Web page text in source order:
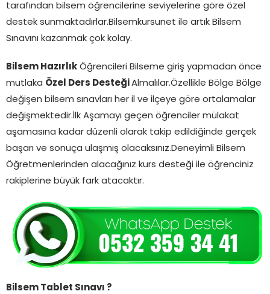
tarafından bilsem öğrencilerine seviyelerine göre özel
destek sunmaktadırlar.Bilsemkursunet ile artık Bilsem
Sınavını kazanmak çok kolay.
Bilsem Hazırlık Öğrencileri Bilseme giriş yapmadan önce
mutlaka Özel Ders Desteği Almalılar.Özellikle Bölge Bölge
değişen bilsem sınavları her il ve ilçeye göre ortalamalar
değişmektedir.İlk Aşamayı geçen öğrenciler mülakat
aşamasına kadar düzenli olarak takip edildiğinde gerçek
başarı ve sonuça ulaşmış olacaksınız.Deneyimli Bilsem
Öğretmenlerinden alacağınız kurs desteği ile öğrenciniz
rakiplerine büyük fark atacaktır.
Bilsem Tablet Sınavı ?